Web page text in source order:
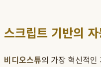
스크립트 기반의
비디오스튜의 가장 혁신적인